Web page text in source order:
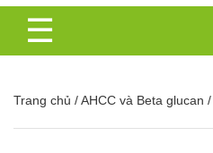
☰
Trang chủ /AHCC và Beta glucan /